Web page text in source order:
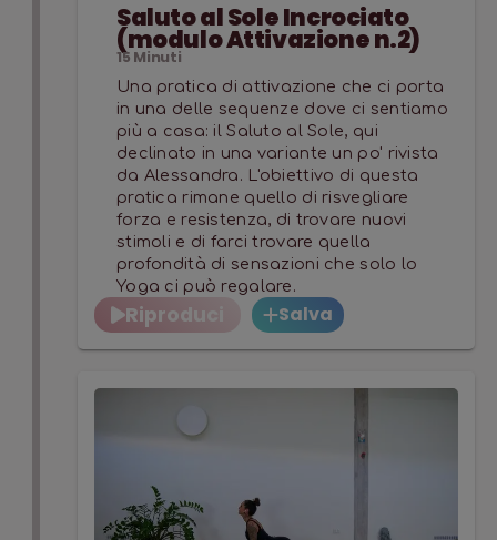
Saluto al Sole Incrociato
(modulo Attivazione n.2)
15 Minuti
Una pratica di attivazione che ci porta
in una delle sequenze dove ci sentiamo
più a casa: il Saluto al Sole, qui
declinato in una variante un po' rivista
da Alessandra. L'obiettivo di questa
pratica rimane quello di risvegliare
forza e resistenza, di trovare nuovi
stimoli e di farci trovare quella
profondità di sensazioni che solo lo
Yoga ci può regalare.
Riproduci Salva